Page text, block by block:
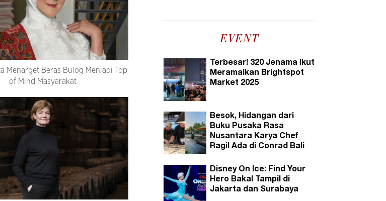
Menarget Beras Bulog Menjadi Top
of Mind Masyarakat
EVENT
Terbesar! 320 Jenama Ikut
Meramaikan Brightspot
Market 2025
Besok, Hidangan dari
Buku Pusaka Rasa
Nusantara Karya Chef
Ragil Ada di Conrad Bali
Disney On Ice: Find Your
Hero Bakal Tampil di
Jakarta dan Surabaya